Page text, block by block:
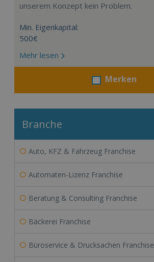
unserem Konzept kein Problem.
Min. Eigenkapital:
500€
Mehr lesen
Merken
Branche
Auto, KFZ & Fahrzeug Franchise
Automaten-Lizenz Franchise
Beratung & Consulting Franchise
Bäckerei Franchise
Büroservice & Drucksachen Franchise